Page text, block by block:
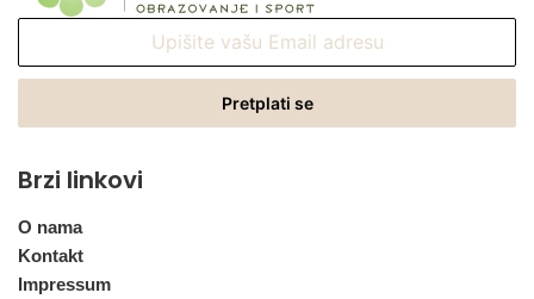
Email
Brzi linkovi
O nama
Kontakt
Impressum